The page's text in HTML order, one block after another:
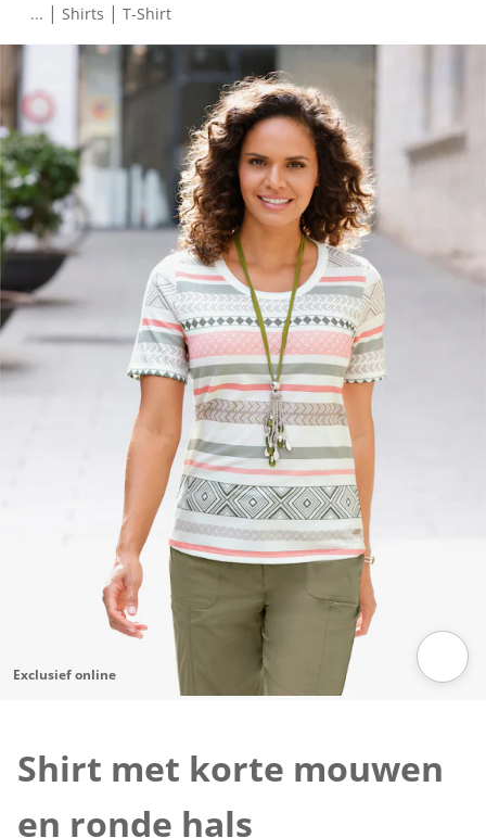
... | Shirts | T-Shirt
Exclusief online
Shirt met korte mouwen
en ronde hals